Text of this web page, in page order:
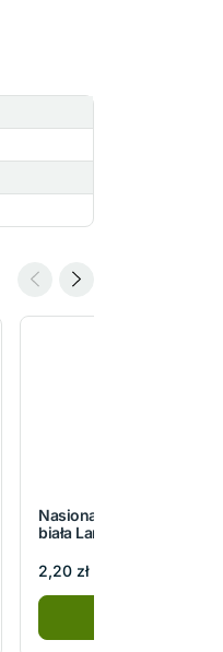
Nasiona Kapusta
biała Langedijker Dauer
2,20 zł